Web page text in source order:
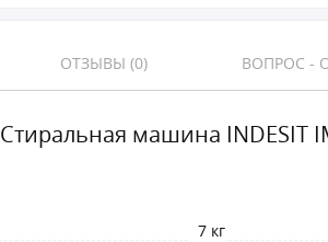
ОТЗЫВЫ (0) ВОПРОС -
Стиральная машина INDESIT
7 кг